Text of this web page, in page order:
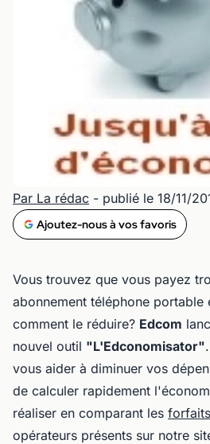
Par La rédac - publié le 18/11/
Ajoutez-nous à vos favoris
Vous trouvez que vous payez
abonnement téléphone portable
comment le réduire? Edcom
nouvel outil "L'Edconomisator"
vous aider à diminuer vos
de calculer rapidement
réaliser en comparant les
opérateurs présents sur notre